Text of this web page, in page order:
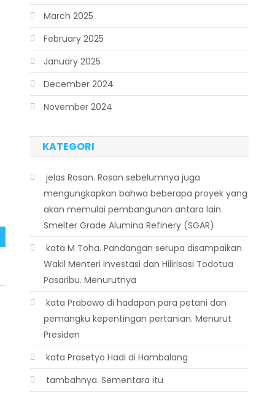
March 2025
February 2025
January 2025
December 2024
November 2024
KATEGORI
 jelas Rosan. Rosan sebelumnya juga
mengungkapkan bahwa beberapa proyek yang
akan memulai pembangunan antara lain
Smelter Grade Alumina Refinery (SGAR)
 kata M Toha. Pandangan serupa disampaikan
Wakil Menteri Investasi dan Hilirisasi Todotua
Pasaribu. Menurutnya
 kata Prabowo di hadapan para petani dan
pemangku kepentingan pertanian. Menurut
Presiden
 kata Prasetyo Hadi di Hambalang
 tambahnya. Sementara itu